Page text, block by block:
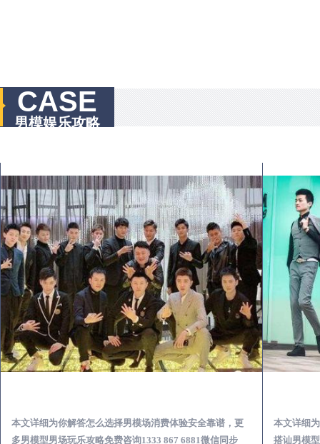
CASE
男模娱乐攻略
本文详细为你解答怎么选择男模场消费体验安全靠谱，更
多男模型男场玩乐攻略免费咨询1333 867 6881微信同步
本文详细
搭讪男模